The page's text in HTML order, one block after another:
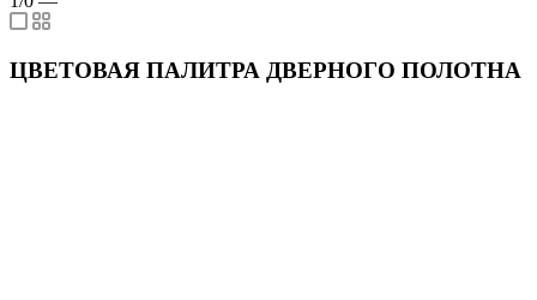
ЦВЕТОВАЯ ПАЛИТРА ДВЕРНОГО ПОЛОТНА